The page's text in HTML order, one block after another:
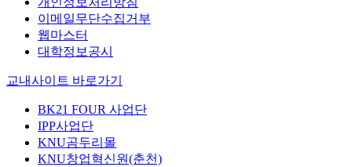
이메일무단수집거부
웹마스터
대학정보공시
교내사이트 바로가기
BK21 FOUR 사업단
IPP사업단
KNU곰두리몰
KNU창업혁신원(춘천)